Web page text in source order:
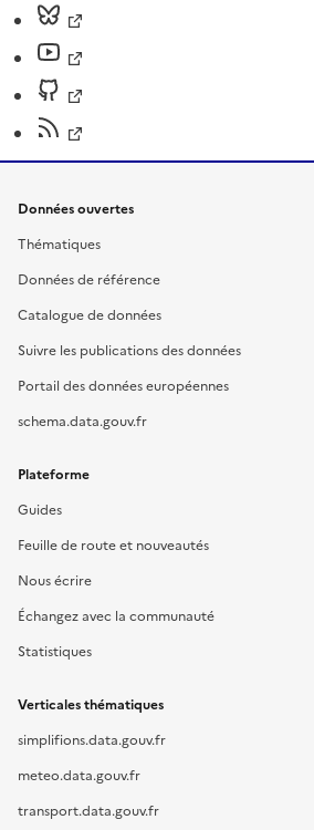
Données ouvertes
Thématiques
Données de référence
Catalogue de données
Suivre les publications des données
Portail des données européennes
schema.data.gouv.fr
Plateforme
Guides
Feuille de route et nouveautés
Nous écrire
Échangez avec la communauté
Statistiques
Verticales thématiques
simplifions.data.gouv.fr
meteo.data.gouv.fr
transport.data.gouv.fr